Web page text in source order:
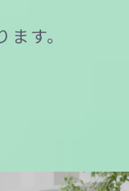
す。